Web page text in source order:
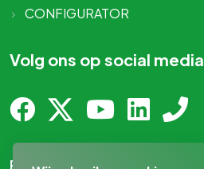
CONFIGURATOR
Volg ons op social media
Privacy-statement